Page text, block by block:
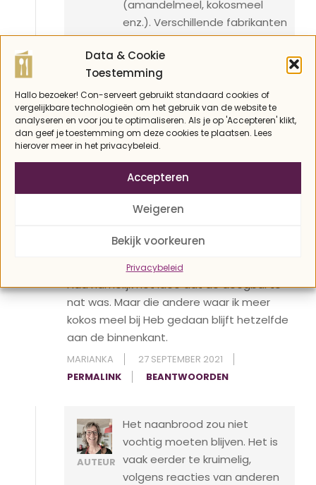
Data & Cookie
Toestemming
Hallo bezoeker! Con-serveert gebruikt standaard cookies of
vergelijkbare technologieën om het gebruik van de website te
analyseren en voor jou te optimaliseren. Als je op 'Accepteren' klikt,
dan geef je toestemming om deze cookies te plaatsen. Lees
hierover meer in het privacybeleid.
Accepteren
Weigeren
Bekijk voorkeuren
Privacybeleid
(amandelmeel, kokosmeel
enz.). Verschillende fabrikanten
voeren namelijk ook
verschillende aantallen
koolhydraten. Het kan dus zijn
dat in het merk kokosmeel dat
je gebruikt, meer of minder
koolhydraten zit dan in het
merk dat ik gebruik.
PERMALINK
de binnenkant? Heb het idee dat het niet
helemaal gaar wordt. Heb er 2 gedaan.
Had namelijk het idee dat de deegbal te
nat was. Maar die andere waar ik meer
kokos meel bij Heb gedaan blijft hetzelfde
aan de binnenkant.
MARIANKA
27 SEPTEMBER 2021
PERMALINK
BEANTWOORDEN
AUTEUR
Het naanbrood zou niet
vochtig moeten blijven. Het is
vaak eerder te kruimelig,
volgens reacties van anderen